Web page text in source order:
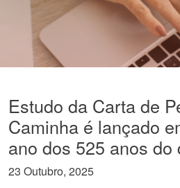
Estudo da Carta de
Caminha é lançado
ano dos 525 anos do
23 Outubro, 2025